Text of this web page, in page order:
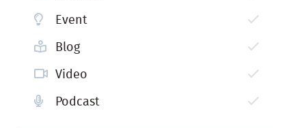
Event
Blog
Video
Podcast